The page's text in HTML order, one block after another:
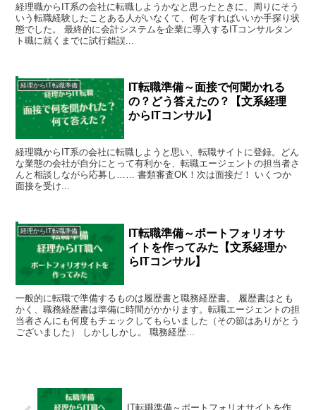
経理職からIT系の会社に転職しようかなと思ったときに、周りにそう
いう転職経験したことある人がいなくて、何をすればいいか手探り状
態でした。 最終的に会計システムを企業に導入するITコンサルタン
ト職に就くまでに試行錯誤...
経理からIT転職準備
IT転職準備～面接で何聞かれる
の？どう答えたの？【文系経理
からITコンサル】
経理職からIT系の会社に転職しようと思い、転職サイトに登録。どん
な業態の会社が自分にとって有利かを、転職エージェントの担当者さ
んと相談しながら応募し…… 書類審査OK！次は面接だ！ いくつか
面接を受け...
経理からIT転職準備
IT転職準備～ポートフォリオサ
イトを作ってみた【文系経理か
らITコンサル】
一般的に転職で準備するものは履歴書と職務経歴書。 履歴書はとも
かく、職務経歴書は準備に時間がかかります。転職エージェントの担
当者さんにも何度もチェックしてもらいました（その節はありがとう
ございました） しかししかし。 職務経歴...
IT転職準備～ポートフォリオサイトを作